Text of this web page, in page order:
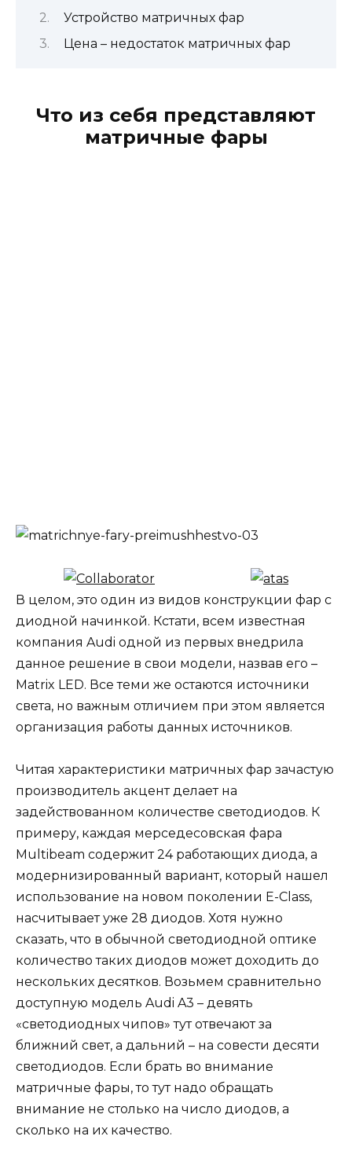
Устройство матричных фар
Цена – недостаток матричных фар
Что из себя представляют
матричные фары
В целом, это один из видов конструкции фар с
диодной начинкой. Кстати, всем известная
компания Audi одной из первых внедрила
данное решение в свои модели, назвав его –
Matrix LED. Все теми же остаются источники
света, но важным отличием при этом является
организация работы данных источников.
Читая характеристики матричных фар зачастую
производитель акцент делает на
задействованном количестве светодиодов. К
примеру, каждая мерседесовская фара
Multibeam содержит 24 работающих диода, а
модернизированный вариант, который нашел
использование на новом поколении E-Class,
насчитывает уже 28 диодов. Хотя нужно
сказать, что в обычной светодиодной оптике
количество таких диодов может доходить до
нескольких десятков. Возьмем сравнительно
доступную модель Audi A3 – девять
«светодиодных чипов» тут отвечают за
ближний свет, а дальний – на совести десяти
светодиодов. Если брать во внимание
матричные фары, то тут надо обращать
внимание не столько на число диодов, а
сколько на их качество.